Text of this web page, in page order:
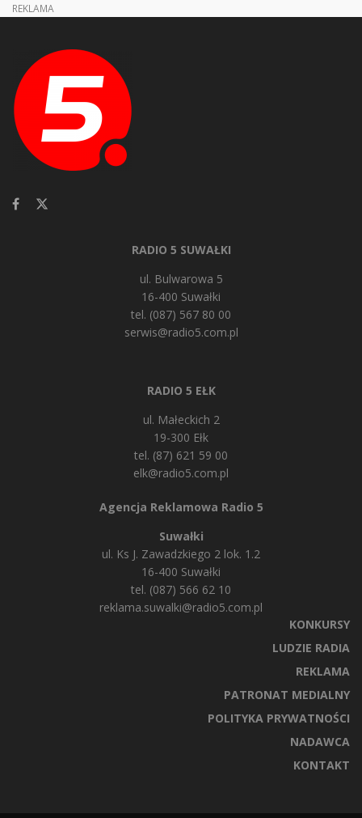
REKLAMA
RADIO 5 SUWAŁKI
ul. Bulwarowa 5
16-400 Suwałki
tel. (087) 567 80 00
serwis@radio5.com.pl
RADIO 5 EŁK
ul. Małeckich 2
19-300 Ełk
tel. (87) 621 59 00
elk@radio5.com.pl
Agencja Reklamowa Radio 5
Suwałki
ul. Ks J. Zawadzkiego 2 lok. 1.2
16-400 Suwałki
tel. (087) 566 62 10
reklama.suwalki@radio5.com.pl
KONKURSY
LUDZIE RADIA
REKLAMA
PATRONAT MEDIALNY
POLITYKA PRYWATNOŚCI
NADAWCA
KONTAKT